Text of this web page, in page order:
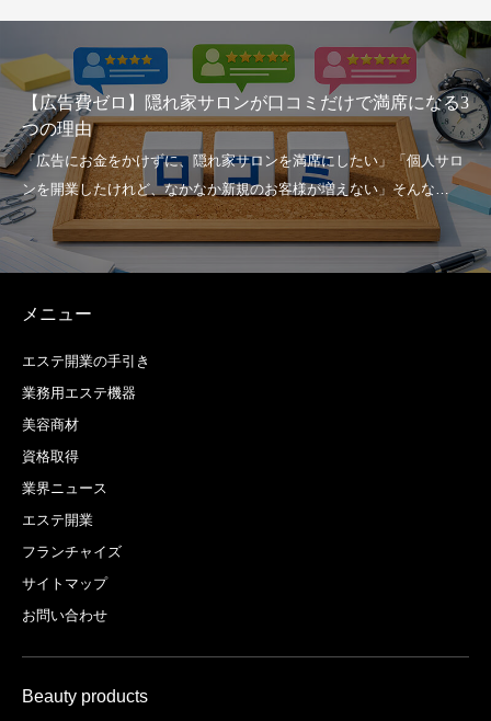
家賃・人件費に圧迫されない！ 2026年に選ぶべき「シェ
アサロン」を活用したローリスク開業
メニュー
エステ開業の手引き
業務用エステ機器
美容商材
資格取得
業界ニュース
エステ開業
フランチャイズ
サイトマップ
お問い合わせ
Beauty products